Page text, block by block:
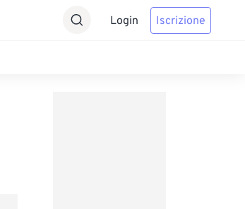
Login Iscrizione